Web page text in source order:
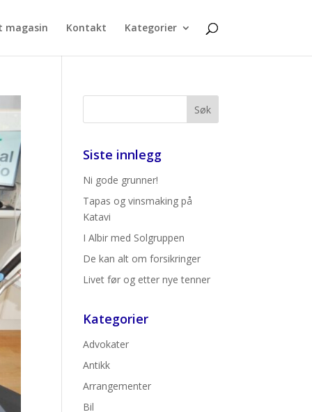
magasin Kontakt Kategorier
Siste innlegg
Ni gode grunner!
Tapas og vinsmaking på
Katavi
I Albir med Solgruppen
De kan alt om forsikringer
Livet før og etter nye tenner
Kategorier
Advokater
Antikk
Arrangementer
Bil